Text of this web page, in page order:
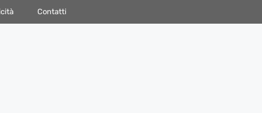
Contatti